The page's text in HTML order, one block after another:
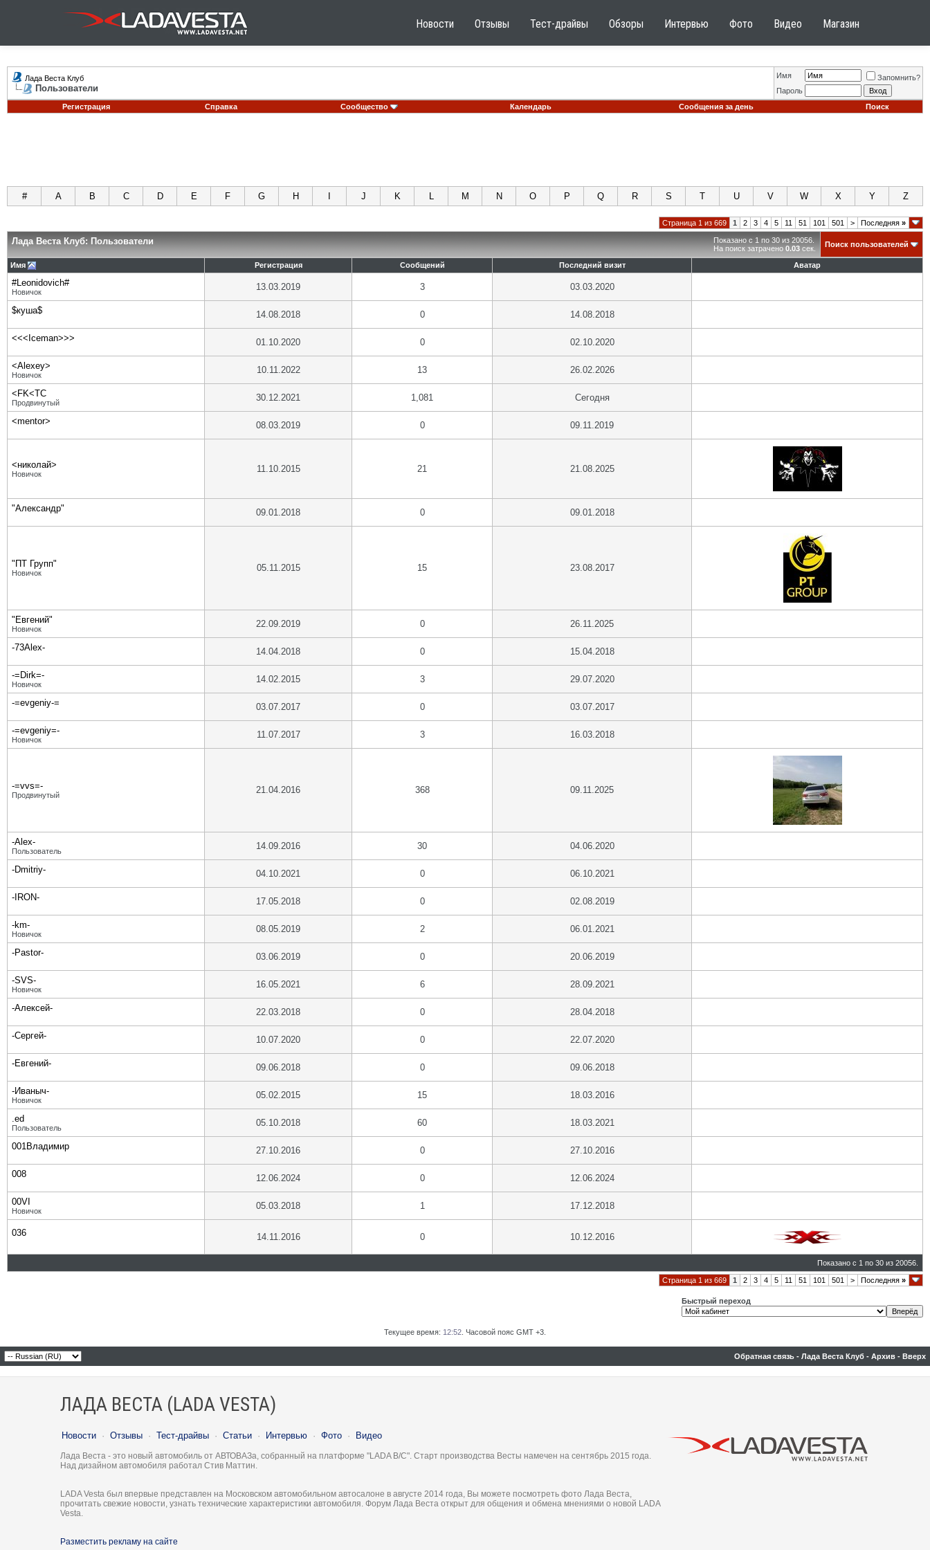
Новости Отзывы Тест-драйвы Обзоры Интервью Фото Видео Магазин
Лада Веста Клуб
Пользователи
Имя
Запомнить?
Пароль
Регистрация
Справка Сообщество Календарь Сообщения за день Поиск
# A B C D E F G H J K L M N O P Q R S T U V W X Y Z
Страница 1 из 669 1 2 3 4 5 11 51 101 501 > Последняя »
Показано с 1 по 30 из 20056.
На поиск затрачено 0.03 сек.
Лада Веста Клуб: Пользователи Поиск пользователей
Имя Регистрация Сообщений Последний визит Аватар
#Leonidovich#
Новичок 13.03.2019 3 03.03.2020
$куша$ 14.08.2018 0 14.08.2018
<<<Iceman>>> 01.10.2020 0 02.10.2020
<Alexey>
Новичок 10.11.2022 13 26.02.2026
<FK<TC
Продвинутый 30.12.2021 1,081 Сегодня
<mentor> 08.03.2019 0 09.11.2019
<николай>
Новичок 11.10.2015 21 21.08.2025
"Александр" 09.01.2018 0 09.01.2018
"ПТ Групп"
Новичок 05.11.2015 15 23.08.2017
"Евгений"
Новичок 22.09.2019 0 26.11.2025
-73Alex- 14.04.2018 0 15.04.2018
-=Dirk=-
Новичок 14.02.2015 3 29.07.2020
-=evgeniy-= 03.07.2017 0 03.07.2017
-=evgeniy=-
Новичок 11.07.2017 3 16.03.2018
-=vvs=-
Продвинутый 21.04.2016 368 09.11.2025
-Alex-
Пользователь 14.09.2016 30 04.06.2020
-Dmitriy- 04.10.2021 0 06.10.2021
-IRON- 17.05.2018 0 02.08.2019
-km-
Новичок 08.05.2019 2 06.01.2021
-Pastor- 03.06.2019 0 20.06.2019
-SVS-
Новичок 16.05.2021 6 28.09.2021
-Алексей- 22.03.2018 0 28.04.2018
-Сергей- 10.07.2020 0 22.07.2020
-Евгений- 09.06.2018 0 09.06.2018
-Иваныч-
Новичок 05.02.2015 15 18.03.2016
.ed
Пользователь 05.10.2018 60 18.03.2021
001Владимир 27.10.2016 0 27.10.2016
008 12.06.2024 0 12.06.2024
00VI
Новичок 05.03.2018 1 17.12.2018
036 14.11.2016 0 10.12.2016
Показано с 1 по 30 из 20056.
Страница 1 из 669 1 2 3 4 5 11 51 101 501 > Последняя »
Быстрый переход
Текущее время: 12:52 . Часовой пояс GMT +3.
Обратная связь - Лада Веста Клуб - Архив - Вверх
ЛАДА ВЕСТА (LADA VESTA)
Новости · Отзывы · Тест-драйвы · Статьи · Интервью · Фото · Видео
Лада Веста - это новый автомобиль от АВТОВАЗа, собранный на платформе "LADA B/C". Старт производства Весты намечен на сентябрь 2015 года.
Над дизайном автомобиля работал Стив Маттин.
LADA Vesta был впервые представлен на Московском автомобильном автосалоне в августе 2014 года, Вы можете посмотреть фото Лада Веста,
прочитать свежие новости, узнать технические характеристики автомобиля. Форум Лада Веста открыт для общения и обмена мнениями о новой LADA
Vesta.
Разместить рекламу на сайте